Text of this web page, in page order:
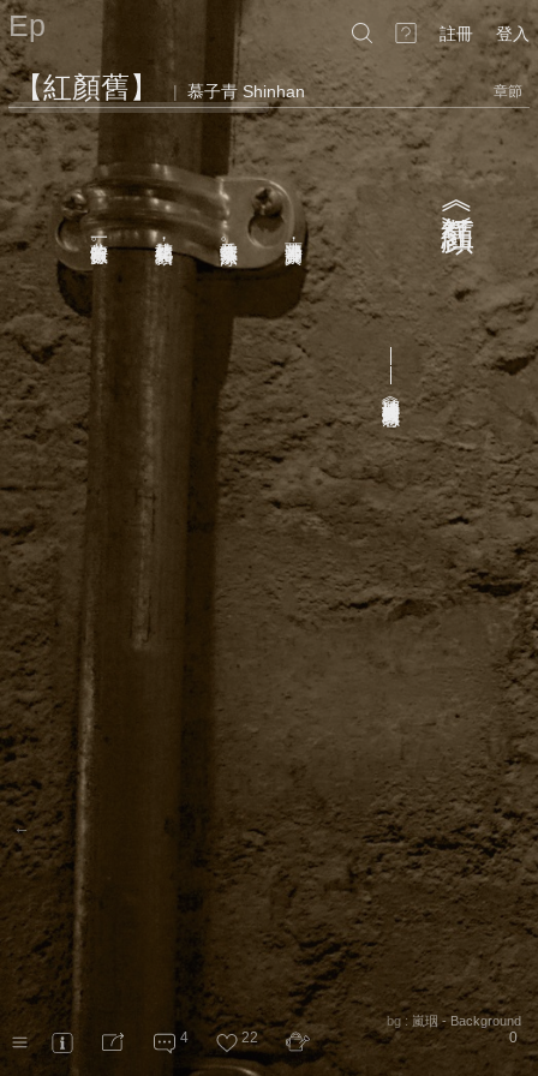
Ep 註冊 登入
【紅顏舊】 | 慕子青 Shinhan 章節
——聽琅琊榜插曲︽紅顏舊︾有感
暮雨瀟瀟夕景黃
，
爐香落寞熱茶涼
。
桃花如笑紅顏舊
，
一曲笙歌淚數行
。
←
bg : 嵐珚 - Background
4 22 0